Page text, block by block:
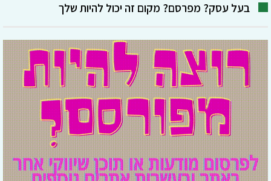
בעל עסק? מפרסם? מקום זה יכול להיות שלך